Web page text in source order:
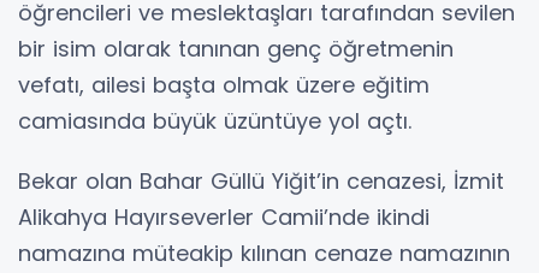
öğrencileri ve meslektaşları tarafından sevilen
bir isim olarak tanınan genç öğretmenin
vefatı, ailesi başta olmak üzere eğitim
camiasında büyük üzüntüye yol açtı.
Bekar olan Bahar Güllü Yiğit’in cenazesi, İzmit
Alikahya Hayırseverler Camii’nde ikindi
namazına müteakip kılınan cenaze namazının